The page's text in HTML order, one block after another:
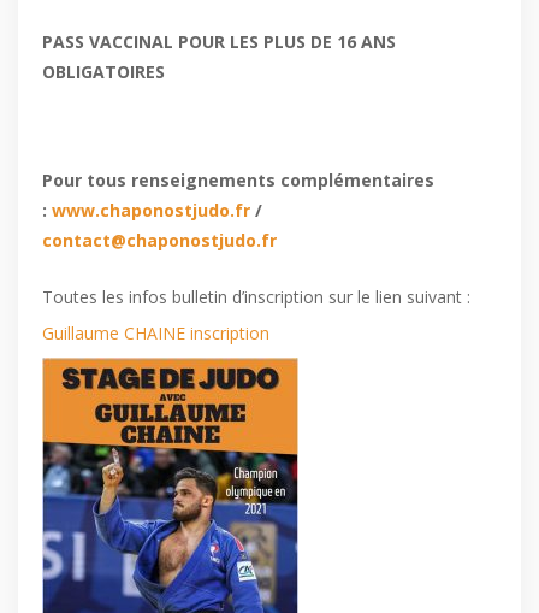
PASS VACCINAL POUR LES PLUS DE 16 ANS
OBLIGATOIRES
Pour tous renseignements complémentaires
: www.chaponostjudo.fr /
contact@chaponostjudo.fr
Toutes les infos bulletin d’inscription sur le lien suivant :
Guillaume CHAINE inscription